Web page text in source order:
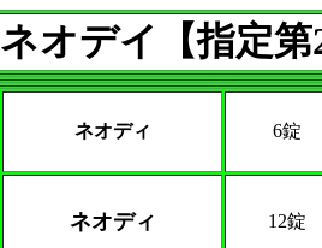
ネオデイ【指定
ネオディ 6錠
ネオディ 12錠